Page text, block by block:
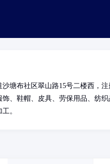
塘布社区翠山路15号二楼西，
、鞋帽、皮具、劳保用品、纺
。